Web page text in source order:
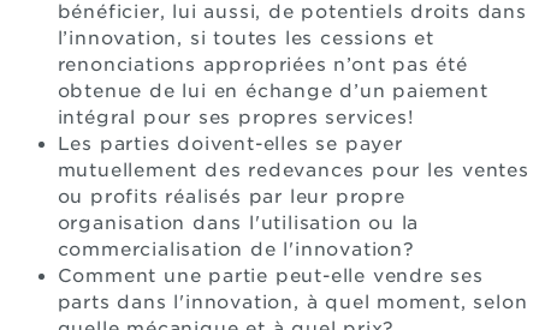
bénéficier, lui aussi, de potentiels droits dans
l’innovation, si toutes les cessions et
renonciations appropriées n’ont pas été
obtenue de lui en échange d’un paiement
intégral pour ses propres services!
Les parties doivent-elles se payer
mutuellement des redevances pour les ventes
ou profits réalisés par leur propre
organisation dans l'utilisation ou la
commercialisation de l'innovation?
Comment une partie peut-elle vendre ses
parts dans l'innovation, à quel moment, selon